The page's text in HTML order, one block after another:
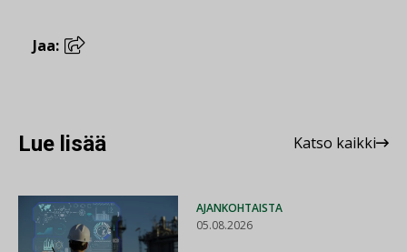
Jaa:
Lue lisää Katso kaikki
AJANKOHTAISTA
05.08.2026